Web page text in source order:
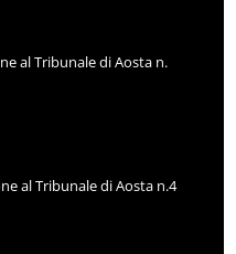
al Tribunale di Aosta n.
al Tribunale di Aosta n.4